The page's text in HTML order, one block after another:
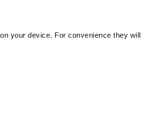
your device. For convenience they will